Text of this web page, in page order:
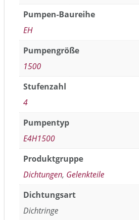
Pumpen-Baureihe
EH
Pumpengröße
1500
Stufenzahl
4
Pumpentyp
E4H1500
Produktgruppe
Dichtungen, Gelenkteile
Dichtungsart
Dichtringe